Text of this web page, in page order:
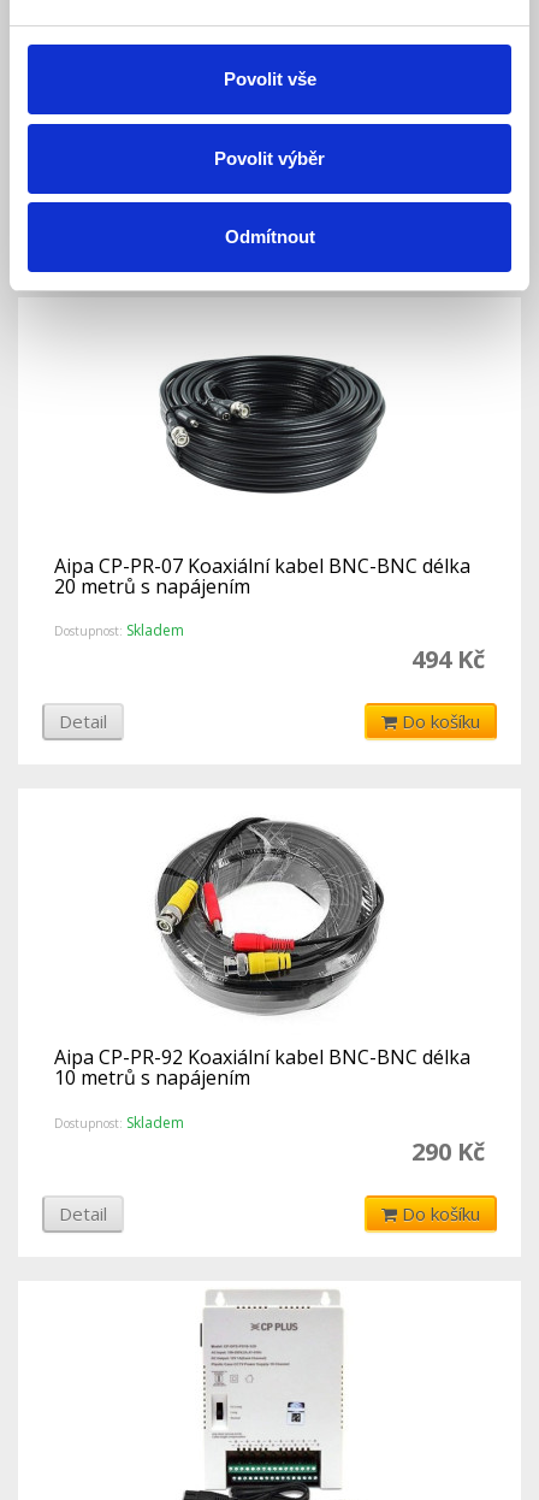
Povolit vše
Povolit výběr
Odmítnout
Pulsar CP-PR-97 Uzamykatelná skříňka pro
velké DVR / NVR rekordéry
Aipa CP-PR-07 Koaxiální kabel BNC-BNC délka
20 metrů s napájením
Dostupnost: Skladem
494 Kč
Detail Do košíku
Aipa CP-PR-92 Koaxiální kabel BNC-BNC délka
10 metrů s napájením
Dostupnost: Skladem
290 Kč
Detail Do košíku